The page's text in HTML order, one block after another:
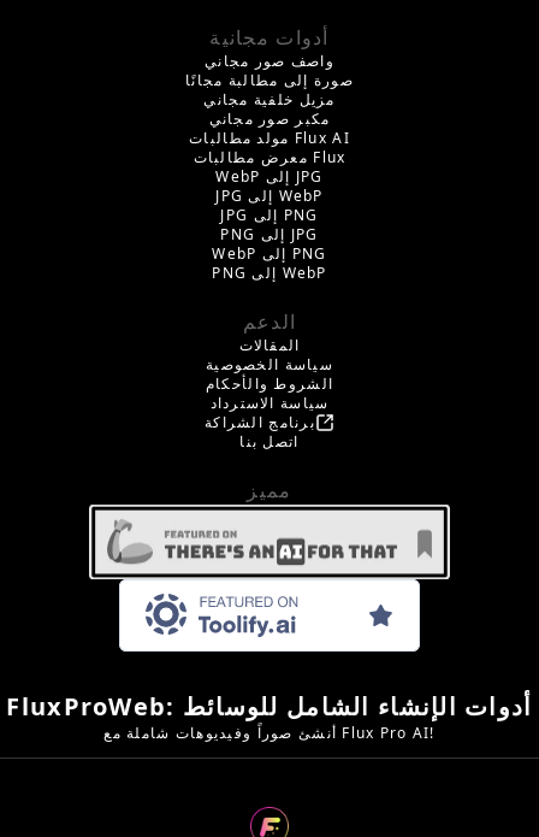
أدوات مجانية
واصف صور مجاني
صورة إلى مطالبة مجانًا
مزيل خلفية مجاني
مكبر صور مجاني
مولد مطالبات Flux AI
معرض مطالبات Flux
WebP إلى JPG
JPG إلى WebP
JPG إلى PNG
PNG إلى JPG
WebP إلى PNG
PNG إلى WebP
الدعم
المقالات
سياسة الخصوصية
الشروط والأحكام
سياسة الاسترداد
برنامج الشراكة
اتصل بنا
مميز
FluxProWeb: أدوات الإنشاء الشامل للوسائط
أنشئ صوراً وفيديوهات شاملة مع Flux Pro AI!